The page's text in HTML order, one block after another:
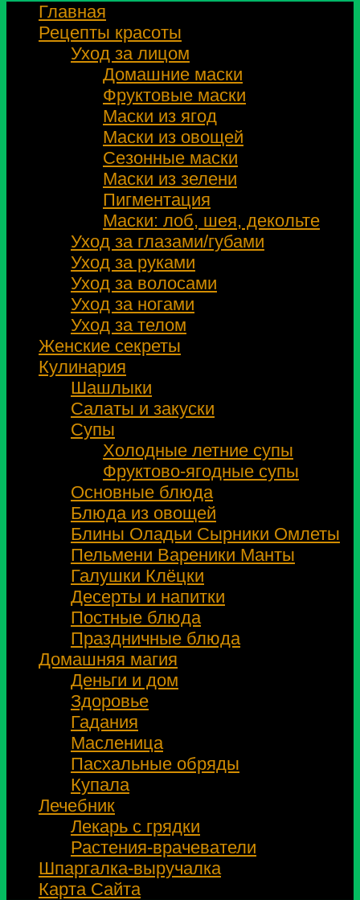
Главная
Рецепты красоты
Уход за лицом
Домашние маски
Фруктовые маски
Маски из ягод
Маски из овощей
Сезонные маски
Маски из зелени
Пигментация
Маски: лоб, шея, декольте
Уход за глазами/губами
Уход за руками
Уход за волосами
Уход за ногами
Уход за телом
Женские секреты
Кулинария
Шашлыки
Салаты и закуски
Супы
Холодные летние супы
Фруктово-ягодные супы
Основные блюда
Блюда из овощей
Блины Оладьи Сырники Омлеты
Пельмени Вареники Манты
Галушки Клёцки
Десерты и напитки
Постные блюда
Праздничные блюда
Домашняя магия
Деньги и дом
Здоровье
Гадания
Масленица
Пасхальные обряды
Купала
Лечебник
Лекарь с грядки
Растения-врачеватели
Шпаргалка-выручалка
Карта Сайта